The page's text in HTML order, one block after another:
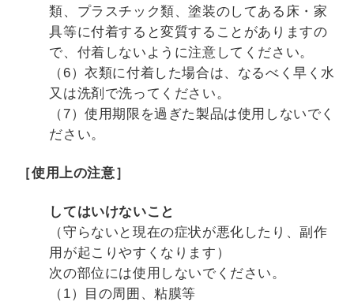
類、プラスチック類、塗装のしてある床・家
具等に付着すると変質することがありますの
で、付着しないように注意してください。
（6）衣類に付着した場合は、なるべく早く水
又は洗剤で洗ってください。
（7）使用期限を過ぎた製品は使用しないでく
ださい。
［使用上の注意］
してはいけないこと
（守らないと現在の症状が悪化したり、副作
用が起こりやすくなります）
次の部位には使用しないでください。
（1）目の周囲、粘膜等